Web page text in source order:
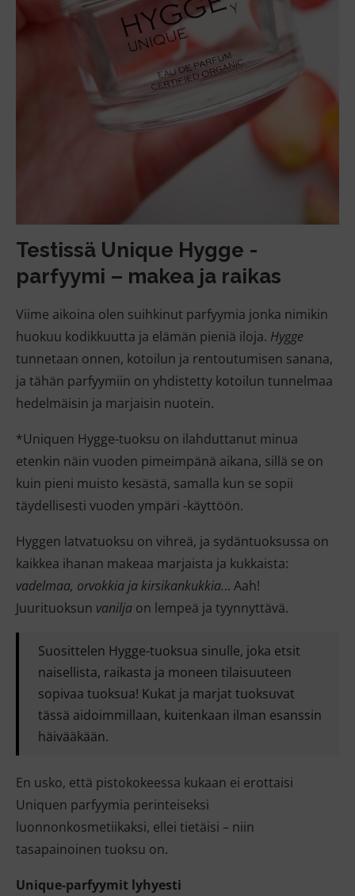
Testissä Unique Hygge -
parfyymi – makea ja raikas
Viime aikoina olen suihkinut parfyymia jonka nimikin
huokuu kodikkuutta ja elämän pieniä iloja. Hygge
tunnetaan onnen, kotoilun ja rentoutumisen sanana,
ja tähän parfyymiin on yhdistetty kotoilun tunnelmaa
hedelmäisin ja marjaisin nuotein.
*Uniquen Hygge-tuoksu on ilahduttanut minua
etenkin näin vuoden pimeimpänä aikana, sillä se on
kuin pieni muisto kesästä, samalla kun se sopii
täydellisesti vuoden ympäri -käyttöön.
Hyggen latvatuoksu on vihreä, ja sydäntuoksussa on
kaikkea ihanan makeaa marjaista ja kukkaista:
vadelmaa, orvokkia ja kirsikankukkia... Aah!
Juurituoksun vanilja on lempeä ja tyynnyttävä.
Suosittelen Hygge-tuoksua sinulle, joka etsit
naisellista, raikasta ja moneen tilaisuuteen
sopivaa tuoksua! Kukat ja marjat tuoksuvat
tässä aidoimmillaan, kuitenkaan ilman esanssin
häivääkään.
En usko, että pistokokeessa kukaan ei erottaisi
Uniquen parfyymia perinteiseksi
luonnonkosmetiikaksi, ellei tietäisi – niin
tasapainoinen tuoksu on.
Unique-parfyymit lyhyesti